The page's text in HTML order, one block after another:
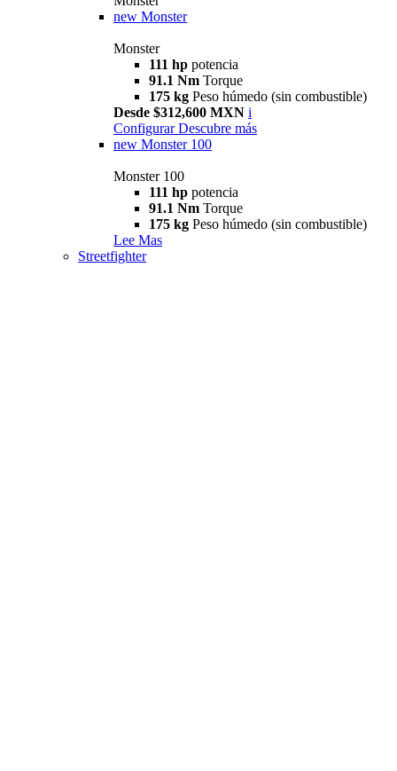
new Monster
Monster
111 hp potencia
91.1 Nm Torque
175 kg Peso húmedo (sin combustible)
Desde $312,600 MXN i
Configurar Descubre más
new Monster 100
Monster 100
111 hp potencia
91.1 Nm Torque
175 kg Peso húmedo (sin combustible)
Lee Mas
Streetfighter